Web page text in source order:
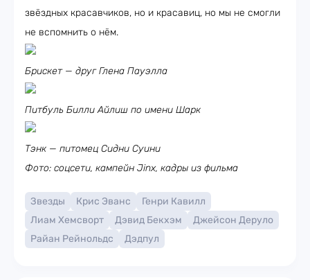
звёздных красавчиков, но и красавиц, но мы не смогли
не вспомнить о нём.
Брискет — друг Глена Пауэлла
Питбуль Билли Айлиш по имени Шарк
Тэнк — питомец Сидни Суини
Фото: соцсети, кампейн Jinx, кадры из фильма
Звезды Крис Эванс
Генри Кавилл
Лиам Хемсворт
Дэвид Бекхэм
Джейсон Деруло
Райан Рейнольдс
Дэдпул